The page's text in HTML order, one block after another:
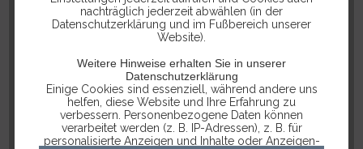
nachträglich jederzeit abwählen (in der
Datenschutzerklärung und im Fußbereich unserer
Website).
Weitere Hinweise erhalten Sie in unserer
Datenschutzerklärung
Einige Cookies sind essenziell, während andere uns
helfen, diese Website und Ihre Erfahrung zu
verbessern. Personenbezogene Daten können
verarbeitet werden (z. B. IP-Adressen), z. B. für
personalisierte Anzeigen und Inhalte oder Anzeigen-